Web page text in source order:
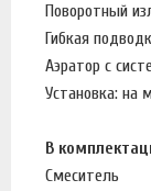
Поворотный
Гибкая
Аэратор с
Установка: на
В
Смеситель